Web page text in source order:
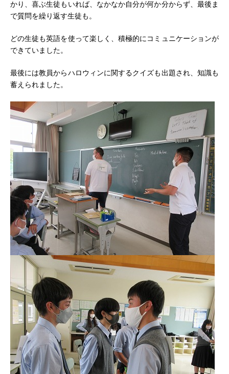
かり、喜ぶ生徒もいれば、なかなか自分が何か分からず、最後ま
で質問を繰り返す生徒も。
どの生徒も英語を使って楽しく、積極的にコミュニケーションが
できていました。
最後には教員からハロウィンに関するクイズも出題され、知識も
蓄えられました。